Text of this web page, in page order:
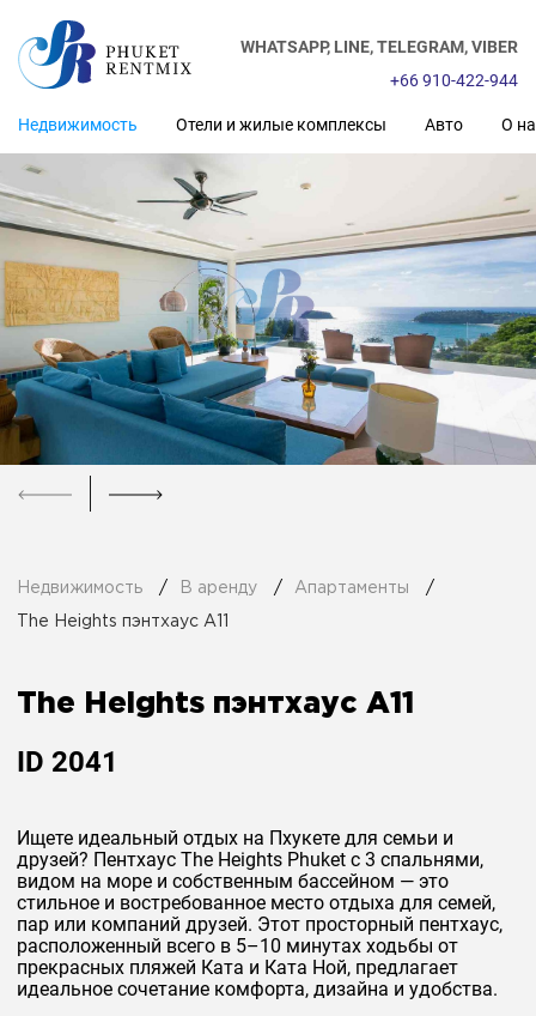
WHATSAPP, LINE,TELEGRAM,VIBER
+66 910-422-944
Недвижимость Отели и жилые комплексы Авто О
Недвижимость В аренду Апартаменты
The Heights пэнтхаус A11
The Heights пэнтхаус A11
ID 2041
Ищете идеальный отдых на Пхукете для семьи и
друзей? Пентхаус The Heights Phuket с 3 спальнями,
видом на море и собственным бассейном — это
стильное и востребованное место отдыха для семей,
пар или компаний друзей. Этот просторный пентхаус,
расположенный всего в 5–10 минутах ходьбы от
прекрасных пляжей Ката и Ката Ной, предлагает
идеальное сочетание комфорта, дизайна и удобства.